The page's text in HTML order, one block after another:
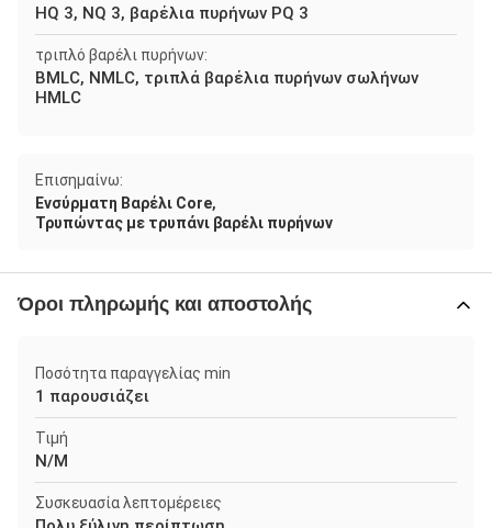
HQ 3, NQ 3, βαρέλια πυρήνων PQ 3
τριπλό βαρέλι πυρήνων:
BMLC, NMLC, τριπλά βαρέλια πυρήνων σωλήνων
HMLC
Επισημαίνω:
Ενσύρματη Βαρέλι Core,
Τρυπώντας με τρυπάνι βαρέλι πυρήνων
Όροι πληρωμής και αποστολής
Ποσότητα παραγγελίας min
1 παρουσιάζει
Τιμή
N/M
Συσκευασία λεπτομέρειες